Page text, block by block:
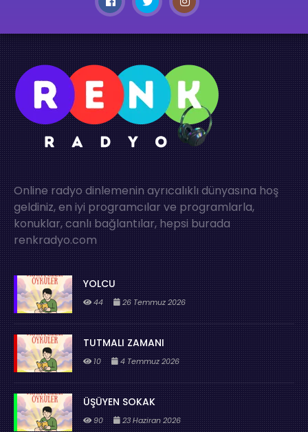
Online radyo dinlemenin ayrıcalıklı dünyasına hoş
geldiniz, en iyi programcılar ve programlarla,
konuklar, canlı bağlantılar, hepsi burada
renkradyo.com
YOLCU
44 26 Temmuz 2026
TUTMALI ZAMANI
10 4 Temmuz 2026
ÜŞÜYEN SOKAK
90 23 Haziran 2026